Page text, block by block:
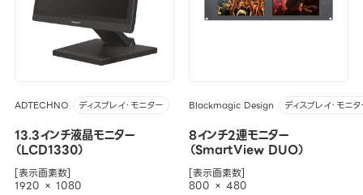
ADTECHNO ディスプレイ・モニター
13.3インチ液晶モニター
（LCD1330）
[表示画素数]
1920 × 1080
Blackmagic Design ディスプレイ・モニ
8インチ2連モニター
（SmartView DUO）
[表示画素数]
800 × 480